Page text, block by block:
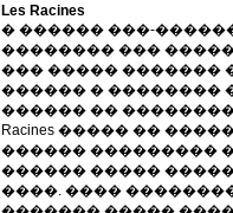
Les Racines
� ������ ���-
�������� ���
��� ����� �������
������ � ��������
������ ��
Racines ����� ��
������ ���������
������ �����
����. ����